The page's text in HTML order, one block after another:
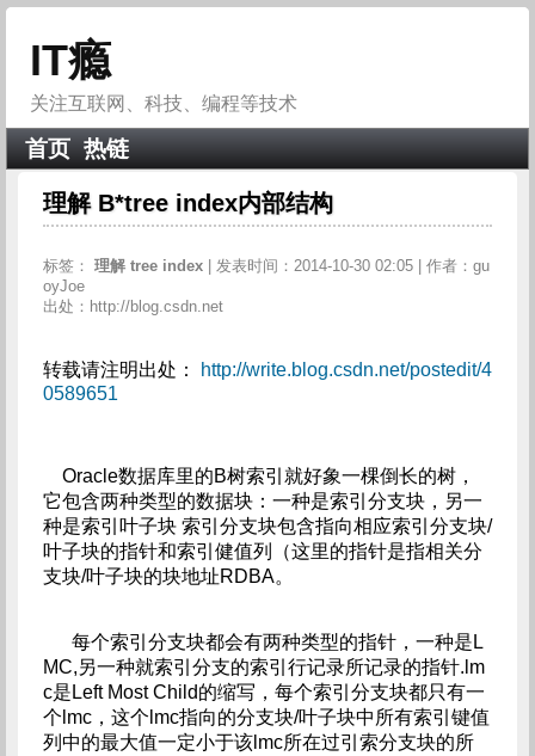
IT瘾
关注互联网、科技、编程等技术
首页 热链
理解 B*tree index内部结构
标签： 理解 tree index
| 发表时间：2014-10-30 02:05 | 作者：gu
oyJoe
出处：http://blog.csdn.net
转载请注明出处：
http://write.blog.csdn.net/postedit/4
0589651
Oracle数据库里的B树索引就好象一棵倒长的树，
它包含两种类型的数据块：一种是索引分支块，另一
种是索引叶子块 索引分支块包含指向相应索引分支块/
叶子块的指针和索引健值列（这里的指针是指相关分
支块/叶子块的块地址RDBA。
每个索引分支块都会有两种类型的指针，一种是L
MC,另一种就索引分支的索引行记录所记录的指针.lm
c是Left Most Child的缩写，每个索引分支块都只有一
个lmc，这个lmc指向的分支块/叶子块中所有索引键值
列中的最大值一定小于该lmc所在过引索分支块的所